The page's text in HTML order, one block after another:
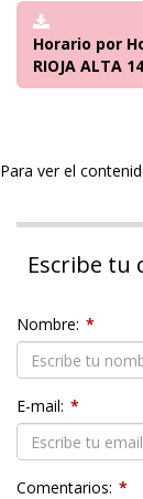
Horario por
RIOJA ALTA
Para ver el
Escribe tu
Nombre: *
E-mail: *
Comentarios: *